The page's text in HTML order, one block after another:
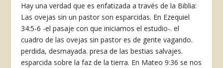
Hay una verdad que es enfatizada a través de la Biblia:
Las ovejas sin un pastor son esparcidas. En Ezequiel
34:5-6 -el pasaje con que iniciamos el estudio-. el
cuadro de las ovejas sin pastor es de gente vagando.
perdida, desmayada. presa de las bestias salvajes.
esparcida sobre la faz de la tierra. En Mateo 9:36 se nos